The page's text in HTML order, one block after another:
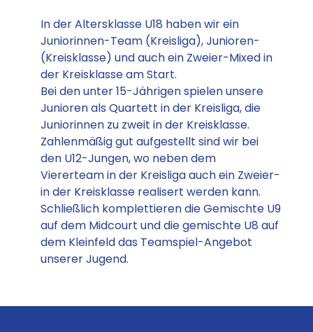
In der Altersklasse U18 haben wir ein
Juniorinnen-Team (Kreisliga), Junioren-
(Kreisklasse) und auch ein Zweier-Mixed in
der Kreisklasse am Start.
Bei den unter 15-Jährigen spielen unsere
Junioren als Quartett in der Kreisliga, die
Juniorinnen zu zweit in der Kreisklasse.
Zahlenmäßig gut aufgestellt sind wir bei
den U12-Jungen, wo neben dem
Viererteam in der Kreisliga auch ein Zweier-
in der Kreisklasse realisert werden kann.
Schließlich komplettieren die Gemischte U9
auf dem Midcourt und die gemischte U8 auf
dem Kleinfeld das Teamspiel-Angebot
unserer Jugend.